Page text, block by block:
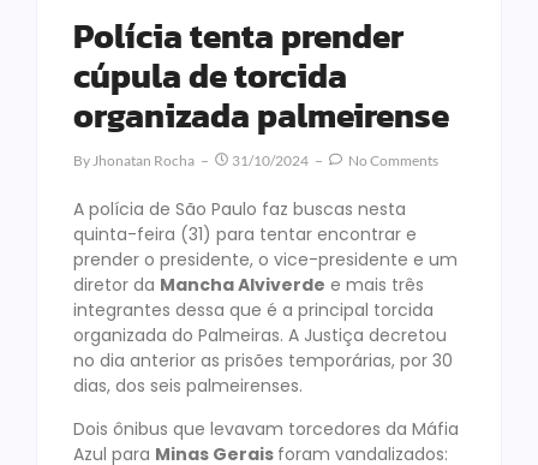
Polícia tenta prender
cúpula de torcida
organizada palmeirense
ByJhonatan Rocha 31/10/2024 No Comments
A polícia de São Paulo faz buscas nesta
quinta-feira (31) para tentar encontrar e
prender o presidente, o vice-presidente e um
diretor da Mancha Alviverde e mais três
integrantes dessa que é a principal torcida
organizada do Palmeiras. A Justiça decretou
no dia anterior as prisões temporárias, por 30
dias, dos seis palmeirenses.
Dois ônibus que levavam torcedores da Máfia
Azul para Minas Gerais foram vandalizados: